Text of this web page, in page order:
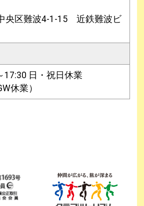
央区難波4-1-15 近鉄難波ビ
17:30 日・祝日休業
休業）